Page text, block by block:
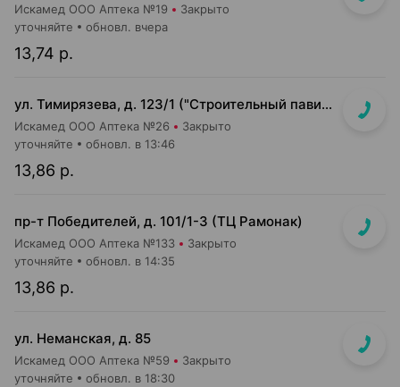
Искамед ООО Аптека №19 Закрыто
13,74 р.
уточняйте обновл. вчера
ул. Тимирязева, д. 123/1 ("Строительный павильон")
Искамед ООО Аптека №26 Закрыто
13,86 р.
уточняйте обновл. в 13:46
пр-т Победителей, д. 101/1-3 (ТЦ Рамонак)
Искамед ООО Аптека №133 Закрыто
13,86 р.
уточняйте обновл. в 14:35
ул. Неманская, д. 85
Искамед ООО Аптека №59 Закрыто
уточняйте обновл. в 18:30